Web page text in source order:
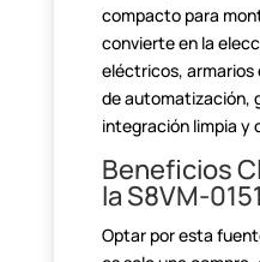
compacto para
convierte en la
eléctricos,
deautomatización,
integración limpia y
Beneficios
la S8VM-
Optar por esta